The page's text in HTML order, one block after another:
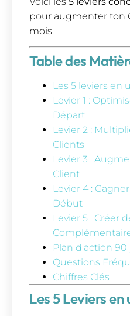
pour augmenter ton
mois.
Table des
Les 5 leviers
Levier 1 :
Départ
Levier 2 :
Clients
Levier 3 :
Client
Levier 4 :
Début
Levier 5 : Créer
Plan d'action 90
Questions
Chiffres Clés
Les 5 Leviers